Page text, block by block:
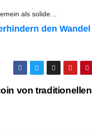
als solide…
den Wan­del
von tra­di­tio­nel­len